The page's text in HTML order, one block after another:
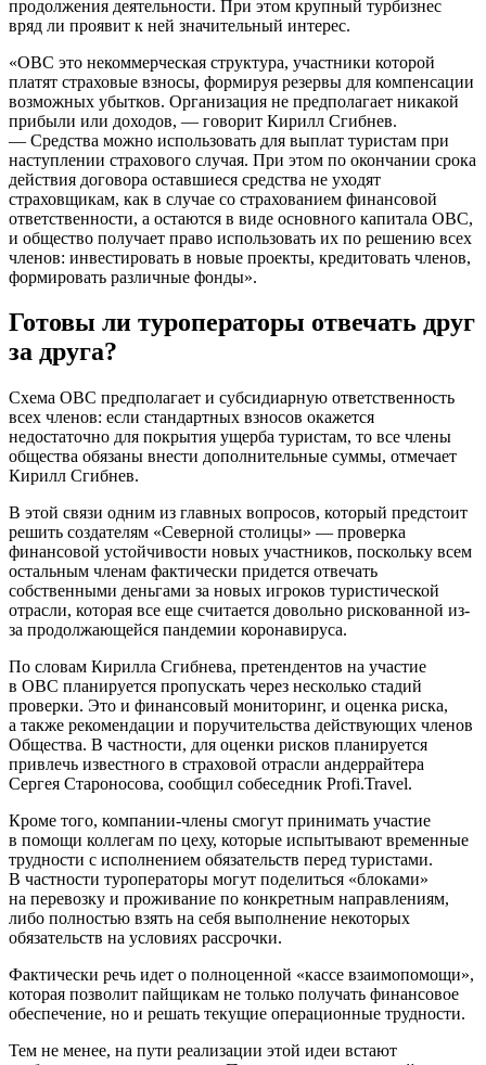
продолжения деятельности. При этом крупный турбизнес
вряд ли проявит к ней значительный интерес.
«ОВС это некоммерческая структура, участники которой
платят страховые взносы, формируя резервы для компенсации
возможных убытков. Организация не предполагает никакой
прибыли или доходов, — говорит Кирилл Сгибнев.
— Средства можно использовать для выплат туристам при
наступлении страхового случая. При этом по окончании срока
действия договора оставшиеся средства не уходят
страховщикам, как в случае со страхованием финансовой
ответственности, а остаются в виде основного капитала ОВС,
и общество получает право использовать их по решению всех
членов: инвестировать в новые проекты, кредитовать членов,
формировать различные фонды».
Готовы ли туроператоры отвечать друг
за друга?
Схема ОВС предполагает и субсидиарную ответственность
всех членов: если стандартных взносов окажется
недостаточно для покрытия ущерба туристам, то все члены
общества обязаны внести дополнительные суммы, отмечает
Кирилл Сгибнев.
В этой связи одним из главных вопросов, который предстоит
решить создателям «Северной столицы» — проверка
финансовой устойчивости новых участников, поскольку всем
остальным членам фактически придется отвечать
собственными деньгами за новых игроков туристической
отрасли, которая все еще считается довольно рискованной из-
за продолжающейся пандемии коронавируса.
По словам Кирилла Сгибнева, претендентов на участие
в ОВС планируется пропускать через несколько стадий
проверки. Это и финансовый мониторинг, и оценка риска,
а также рекомендации и поручительства действующих членов
Общества. В частности, для оценки рисков планируется
привлечь известного в страховой отрасли андеррайтера
Сергея Староносова, сообщил собеседник Profi.Travel.
Кроме того, компании-члены смогут принимать участие
в помощи коллегам по цеху, которые испытывают временные
трудности с исполнением обязательств перед туристами.
В частности туроператоры могут поделиться «блоками»
на перевозку и проживание по конкретным направлениям,
либо полностью взять на себя выполнение некоторых
обязательств на условиях рассрочки.
Фактически речь идет о полноценной «кассе взаимопомощи»,
которая позволит пайщикам не только получать финансовое
обеспечение, но и решать текущие операционные трудности.
Тем не менее, на пути реализации этой идеи встают